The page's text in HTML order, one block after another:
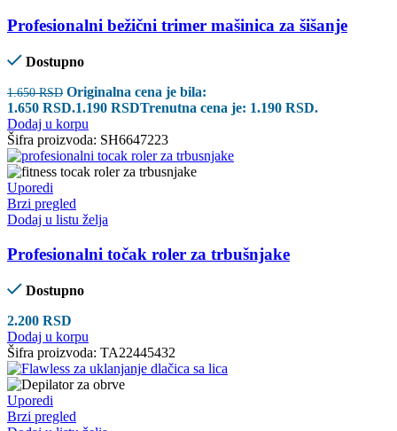
Profesionalni bežični trimer mašinica za šišanje
Dostupno
1.650RSD Originalna cena je bila:
1.650 RSD.1.190 RSDTrenutna cena je: 1.190 RSD.
Dodaj u korpu
Šifra proizvoda: SH6647223
Uporedi
Brzi pregled
Dodaj u listu želja
Profesionalni točak roler za trbušnjake
Dostupno
2.200 RSD
Dodaj u korpu
Šifra proizvoda: TA22445432
Uporedi
Brzi pregled